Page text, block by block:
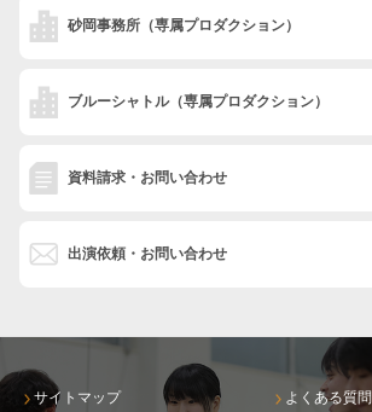
砂岡事務所 （専属プロダクション）
ブルーシャトル（専属プロダクション）
資料請求・お問い合わせ
出演依頼・お問い合わせ
サイトマップ
よくある質問